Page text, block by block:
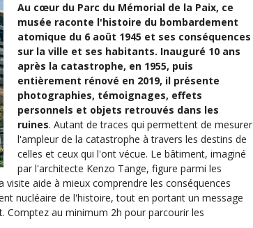
Au cœur du Parc du Mémorial de la Paix, ce
musée raconte l'histoire du bombardement
atomique du 6 août 1945 et ses conséquences
sur la ville et ses habitants. Inauguré 10 ans
après la catastrophe, en 1955, puis
entièrement rénové en 2019, il présente
photographies, témoignages, effets
personnels et objets retrouvés dans les
ruines. Autant de traces qui permettent de mesurer
l'ampleur de la catastrophe à travers les destins de
celles et ceux qui l'ont vécue. Le bâtiment, imaginé
par l'architecte Kenzo Tange, figure parmi les
aide à mieux comprendre les conséquences
nucléaire de l'histoire, tout en portant un message
Comptez au minimum 2h pour parcourir les